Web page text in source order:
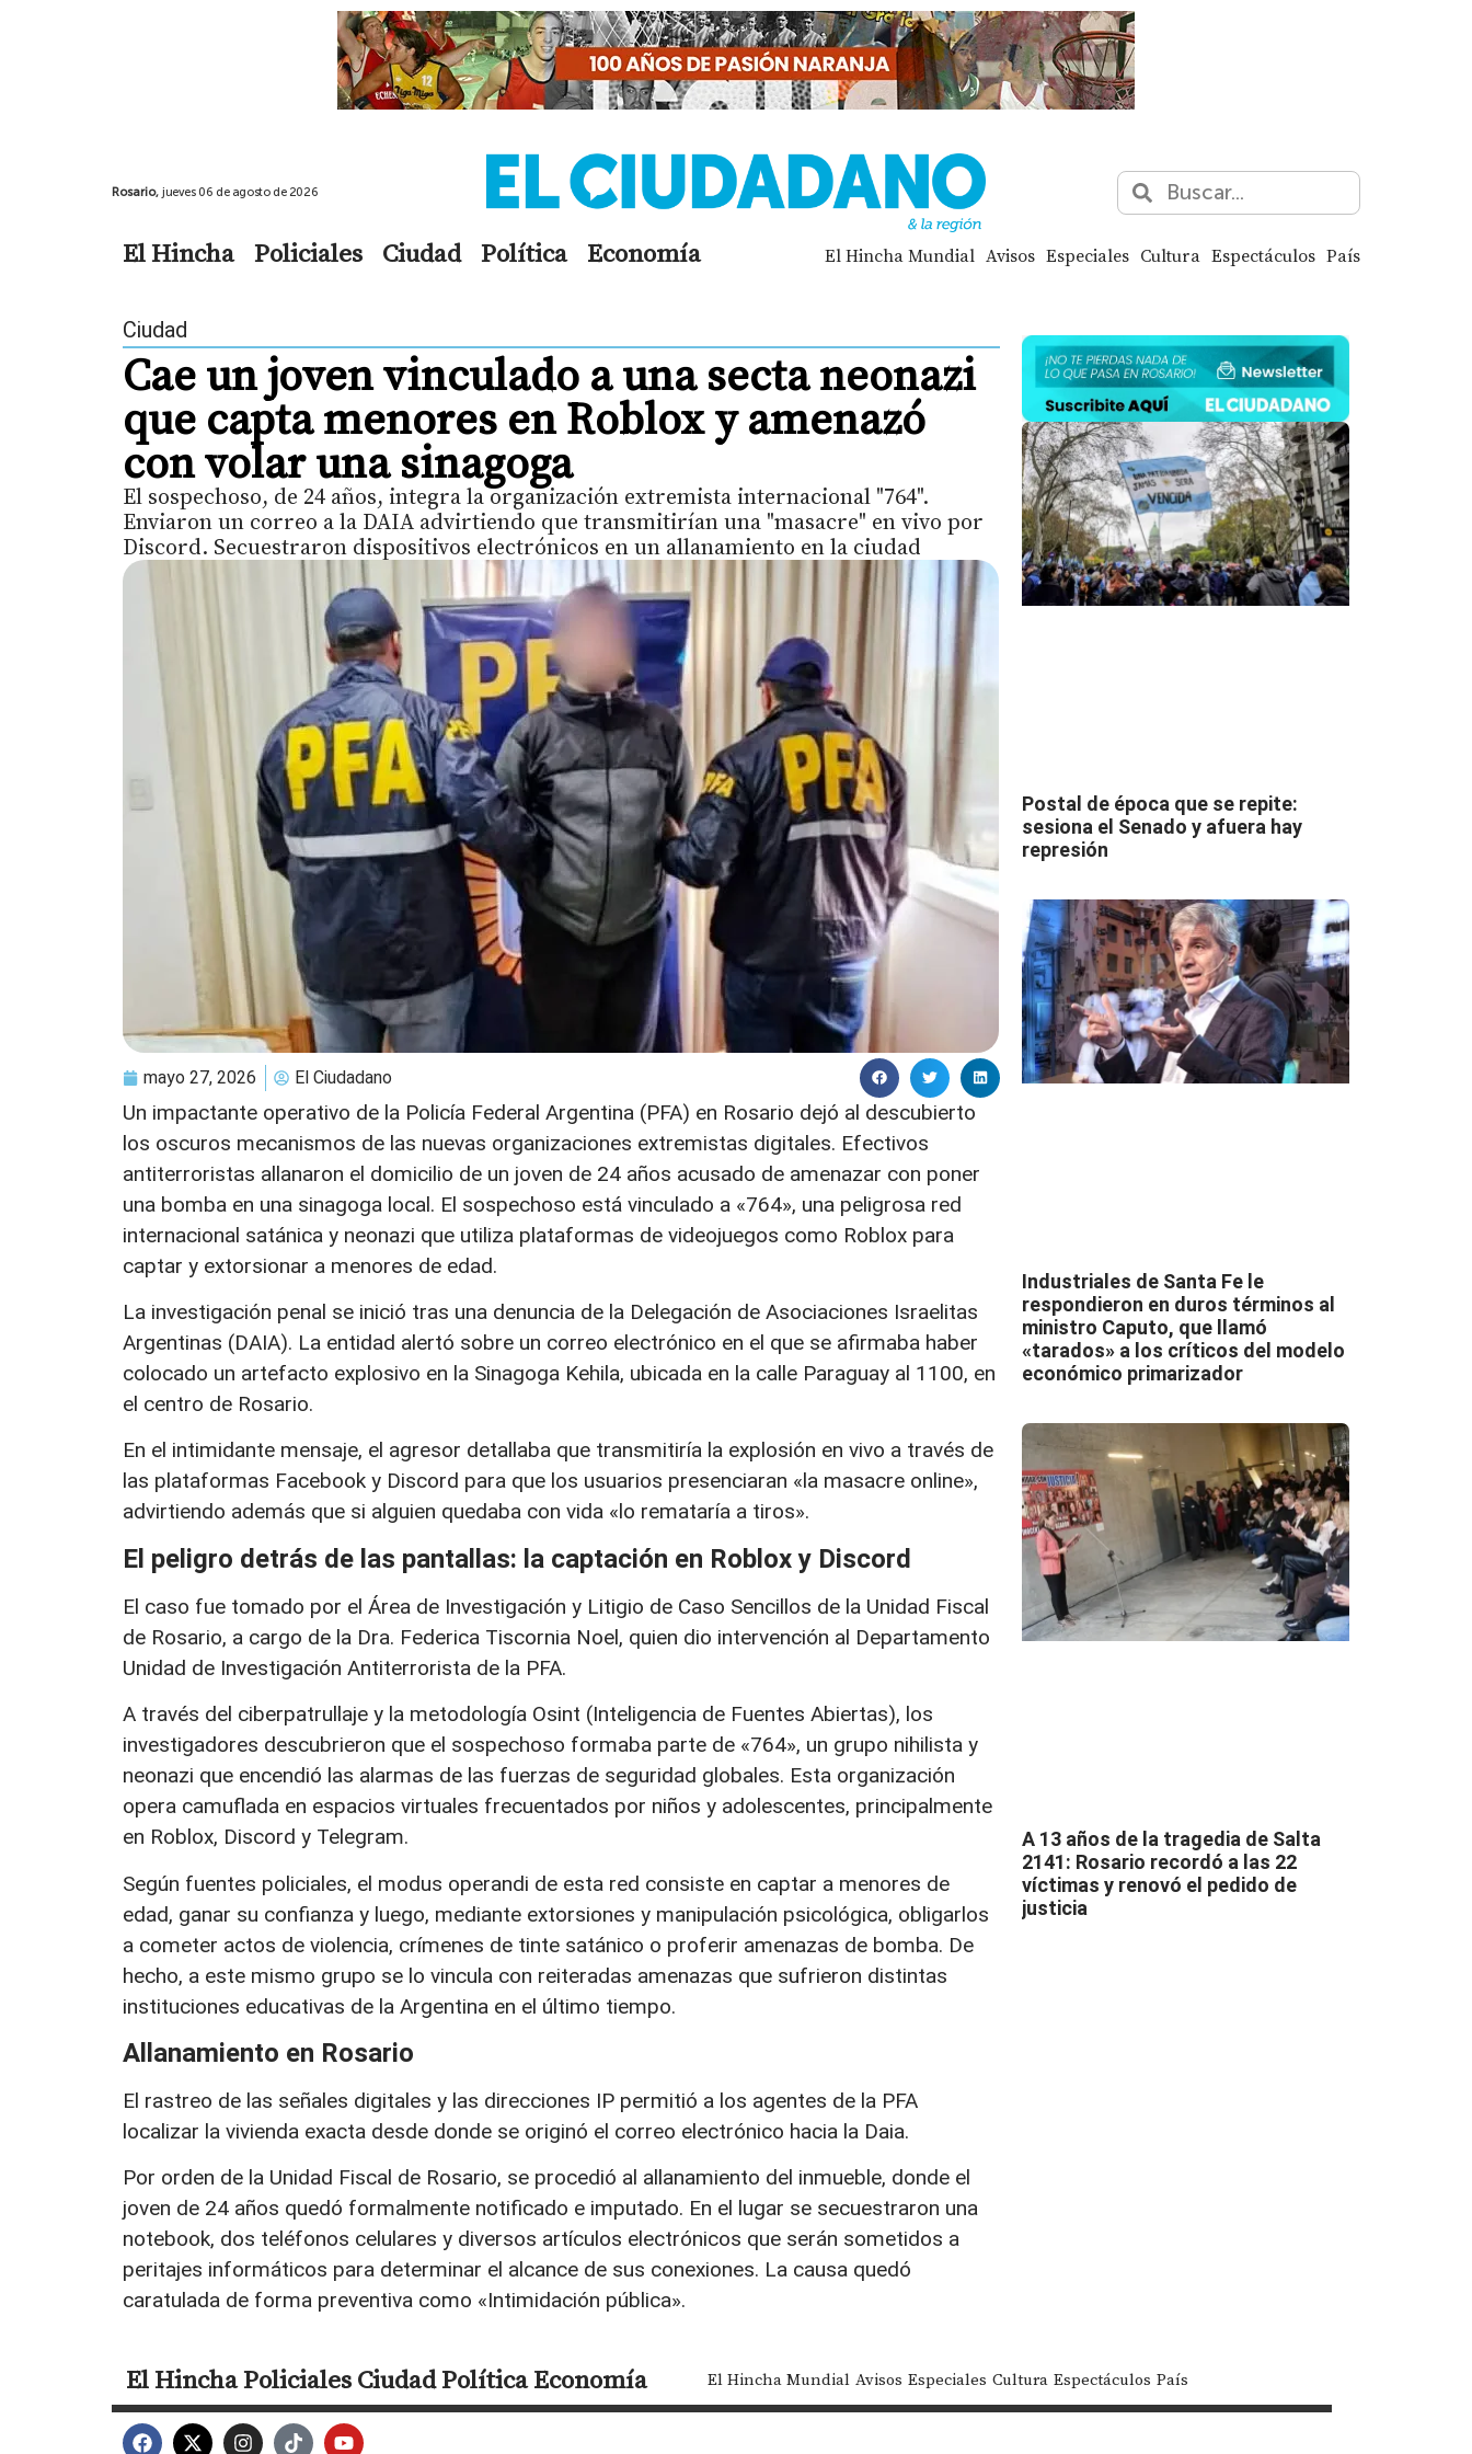
Rosario, jueves 06 de agosto de 2026
El Hincha Policiales Ciudad Política Economía El Hincha Mundial Avisos Especiales Cultura Espectáculos País
Ciudad
Cae un joven vinculado a una secta neonazi
que capta menores en Roblox y amenazó
con volar una sinagoga
El sospechoso, de 24 años, integra la organización extremista internacional "764".
Enviaron un correo a la DAIA advirtiendo que transmitirían una "masacre" en vivo por
Discord. Secuestraron dispositivos electrónicos en un allanamiento en la ciudad
mayo 27, 2026 El Ciudadano
Un impactante operativo de la Policía Federal Argentina (PFA) en Rosario dejó al descubierto
los oscuros mecanismos de las nuevas organizaciones extremistas digitales. Efectivos
antiterroristas allanaron el domicilio de un joven de 24 años acusado de amenazar con poner
una bomba en una sinagoga local. El sospechoso está vinculado a «764», una peligrosa red
internacional satánica y neonazi que utiliza plataformas de videojuegos como Roblox para
captar y extorsionar a menores de edad.
La investigación penal se inició tras una denuncia de la Delegación de Asociaciones Israelitas
Argentinas (DAIA). La entidad alertó sobre un correo electrónico en el que se afirmaba haber
colocado un artefacto explosivo en la Sinagoga Kehila, ubicada en la calle Paraguay al 1100, en
el centro de Rosario.
En el intimidante mensaje, el agresor detallaba que transmitiría la explosión en vivo a través de
las plataformas Facebook y Discord para que los usuarios presenciaran «la masacre online»,
advirtiendo además que si alguien quedaba con vida «lo remataría a tiros».
El peligro detrás de las pantallas: la captación en Roblox y Discord
El caso fue tomado por el Área de Investigación y Litigio de Caso Sencillos de la Unidad Fiscal
de Rosario, a cargo de la Dra. Federica Tiscornia Noel, quien dio intervención al Departamento
Unidad de Investigación Antiterrorista de la PFA.
A través del ciberpatrullaje y la metodología Osint (Inteligencia de Fuentes Abiertas), los
investigadores descubrieron que el sospechoso formaba parte de «764», un grupo nihilista y
neonazi que encendió las alarmas de las fuerzas de seguridad globales. Esta organización
opera camuflada en espacios virtuales frecuentados por niños y adolescentes, principalmente
en Roblox, Discord y Telegram.
Según fuentes policiales, el modus operandi de esta red consiste en captar a menores de
edad, ganar su confianza y luego, mediante extorsiones y manipulación psicológica, obligarlos
a cometer actos de violencia, crímenes de tinte satánico o proferir amenazas de bomba. De
hecho, a este mismo grupo se lo vincula con reiteradas amenazas que sufrieron distintas
instituciones educativas de la Argentina en el último tiempo.
Allanamiento en Rosario
El rastreo de las señales digitales y las direcciones IP permitió a los agentes de la PFA
localizar la vivienda exacta desde donde se originó el correo electrónico hacia la Daia.
Por orden de la Unidad Fiscal de Rosario, se procedió al allanamiento del inmueble, donde el
joven de 24 años quedó formalmente notificado e imputado. En el lugar se secuestraron una
notebook, dos teléfonos celulares y diversos artículos electrónicos que serán sometidos a
peritajes informáticos para determinar el alcance de sus conexiones. La causa quedó
caratulada de forma preventiva como «Intimidación pública».
Postal de época que se repite:
sesiona el Senado y afuera hay
represión
Industriales de Santa Fe le
respondieron en duros términos al
ministro Caputo, que llamó
«tarados» a los críticos del modelo
económico primarizador
A 13 años de la tragedia de Salta
2141: Rosario recordó a las 22
víctimas y renovó el pedido de
justicia
El HinchaPolicialesCiudadPolíticaEconomía El Hincha Mundial Avisos Especiales Cultura Espectáculos País